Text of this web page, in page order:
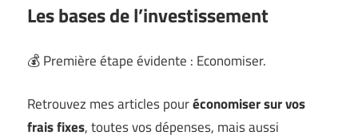
Les bases de l’investissement
💰 Première étape évidente : Economiser.
Retrouvez mes articles pouréconomiser sur vos
frais fixes, toutes vos dépenses, mais aussi